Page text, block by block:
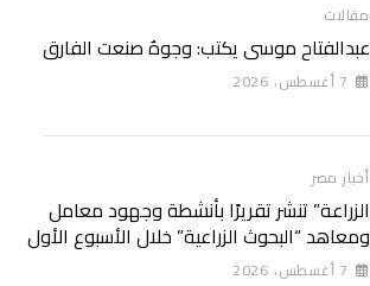
مقالات
عبدالفتاح موسى يكتب: وجوهٌ صنعت الفارق
7 أغسطس، 2026
أخبار مصر
الزراعة” تنشر تقريرًا بأنشطة وجهود معامل
ومعاهد “البحوث الزراعية” خلال الأسبوع الأول
من أغسطس 2026
7 أغسطس، 2026